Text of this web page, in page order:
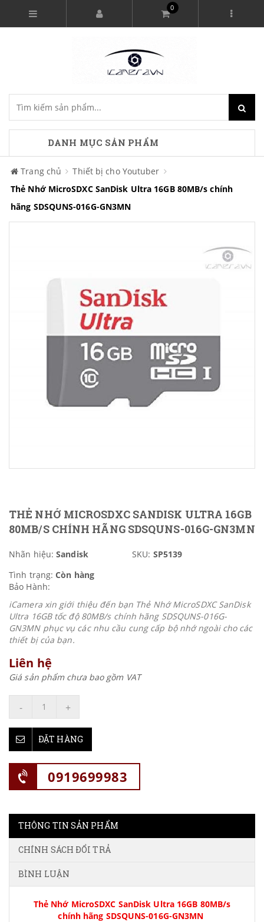
0
DANH MỤC SẢN PHẨM
Trang chủ
Thiết bị cho Youtuber
Thẻ Nhớ MicroSDXC SanDisk Ultra 16GB 80MB/s chính
hãng SDSQUNS-016G-GN3MN
THẺ NHỚ MICROSDXC SANDISK ULTRA 16GB
80MB/S CHÍNH HÃNG SDSQUNS-016G-GN3MN
Nhãn hiệu: Sandisk SKU: SP5139
Tình trạng: Còn hàng
Bảo Hành:
iCamera xin giới thiệu đến bạn Thẻ Nhớ MicroSDXC SanDisk
Ultra 16GB tốc độ 80MB/s chính hãng SDSQUNS-016G-
GN3MN phục vụ các nhu cầu cung cấp bộ nhớ ngoài cho các
thiết bị của bạn.
Liên hệ
Giá sản phẩm chưa bao gồm VAT
- +
ĐẶT HÀNG
0919699983
THÔNG TIN SẢN PHẨM
CHÍNH SÁCH ĐỔI TRẢ
BÌNH LUẬN
Thẻ Nhớ MicroSDXC SanDisk Ultra 16GB 80MB/s
chính hãng SDSQUNS-016G-GN3MN